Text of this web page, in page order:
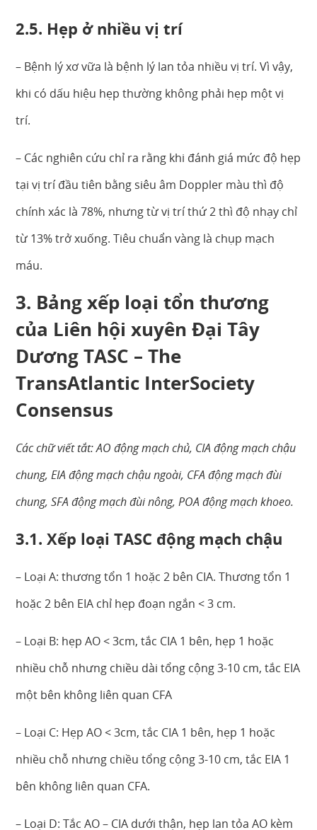
2.5. Hẹp ở nhiều vị trí
– Bệnh lý xơ vữa là bệnh lý lan tỏa nhiều vị trí. Vì vậy,
khi có dấu hiệu hẹp thường không phải hẹp một vị
trí.
– Các nghiên cứu chỉ ra rằng khi đánh giá mức độ hẹp
tại vị trí đầu tiên bằng siêu âm Doppler màu thì độ
chính xác là 78%, nhưng từ vị trí thứ 2 thì độ nhạy chỉ
từ 13% trở xuống. Tiêu chuẩn vàng là chụp mạch
máu.
3. Bảng xếp loại tổn thương
của Liên hội xuyên Đại Tây
Dương TASC – The
TransAtlantic InterSociety
Consensus
Các chữ viết tắt: AO động mạch chủ, CIA động mạch chậu
chung, EIA động mạch chậu ngoài, CFA động mạch đùi
chung, SFA động mạch đùi nông, POA động mạch khoeo.
3.1. Xếp loại TASC động mạch chậu
– Loại A: thương tổn 1 hoặc 2 bên CIA. Thương tổn 1
hoặc 2 bên EIA chỉ hẹp đoạn ngắn < 3 cm.
– Loại B: hẹp AO < 3cm, tắc CIA 1 bên, hẹp 1 hoặc
nhiều chỗ nhưng chiều dài tổng cộng 3-10 cm, tắc EIA
một bên không liên quan CFA
– Loại C: Hẹp AO < 3cm, tắc CIA 1 bên, hẹp 1 hoặc
nhiều chỗ nhưng chiều tổng cộng 3-10 cm, tắc EIA 1
bên không liên quan CFA.
– Loại D: Tắc AO – CIA dưới thận, hẹp lan tỏa AO kèm